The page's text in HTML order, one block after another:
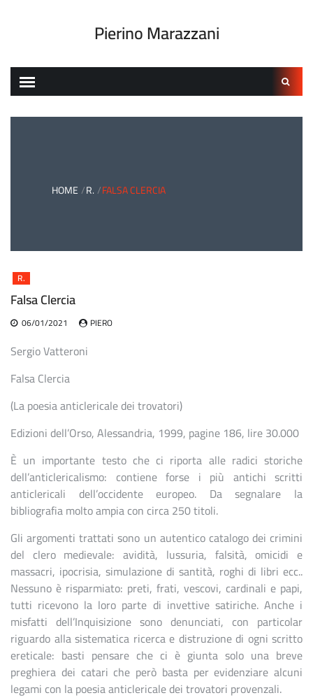
Pierino Marazzani
Ricerca
HOME R. FALSA CLERCIA
R.
Falsa Clercia
06/01/2021 PIERO
Sergio Vatteroni
Falsa Clercia
(La poesia anticlericale dei trovatori)
Edizioni dell’Orso, Alessandria, 1999, pagine 186, lire 30.000
È un importante testo che ci riporta alle radici storiche
dell’anticlericalismo: contiene forse i più antichi scritti
anticlericali dell’occidente europeo. Da segnalare la
bibliografia molto ampia con circa 250 titoli.
Gli argomenti trattati sono un autentico catalogo dei crimini
del clero medievale: avidità, lussuria, falsità, omicidi e
massacri, ipocrisia, simulazione di santità, roghi di libri ecc..
Nessuno è risparmiato: preti, frati, vescovi, cardinali e papi,
tutti ricevono la loro parte di invettive satiriche. Anche i
misfatti dell’Inquisizione sono denunciati, con particolar
riguardo alla sistematica ricerca e distruzione di ogni scritto
ereticale: basti pensare che ci è giunta solo una breve
preghiera dei catari che però basta per evidenziare alcuni
legami con la poesia anticlericale dei trovatori provenzali.